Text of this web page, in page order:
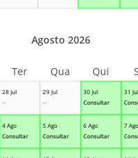
28 Jul
--
29 Jul
--
30 Jul
Consultar
31 Jul
4 Ago
Consultar
5 Ago
Consultar
6 Ago
Consultar
7 Ago
Agosto 2026
Ter Qua Qui